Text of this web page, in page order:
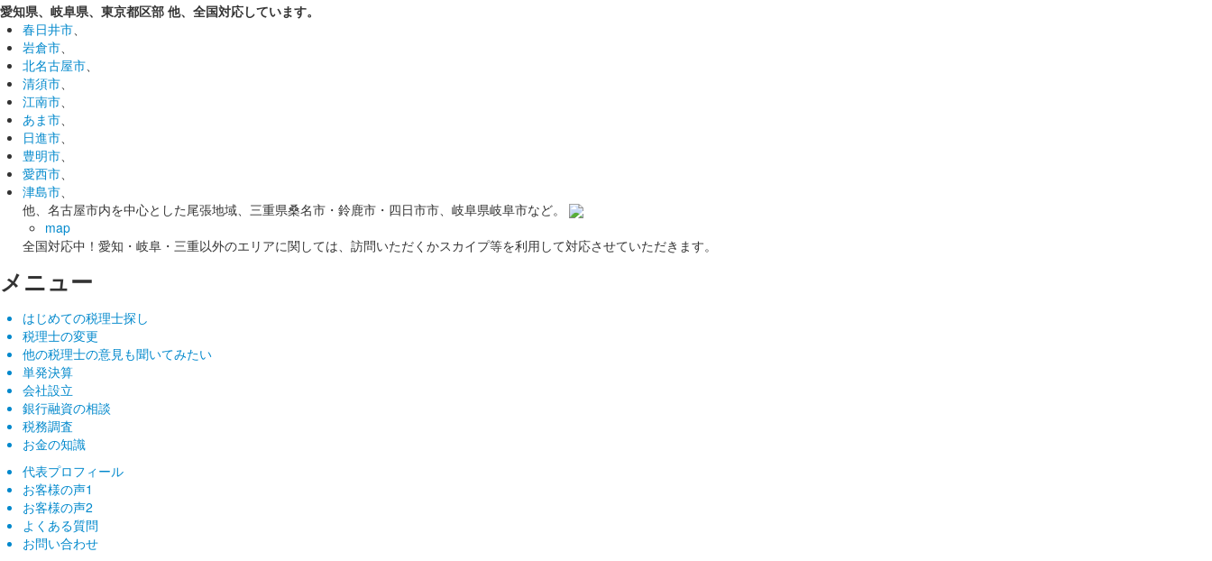
愛知県、岐阜県、東京都区部 他、全国対応しています。
春日井市
岩倉市
北名古屋市
清須市
江南市
あま市
日進市
豊明市
愛西市
津島市
他、名古屋市内を中心とした尾張地域、三重県桑名市・鈴鹿市・四日市市、岐阜県岐阜市など。
map
全国対応中！愛知・岐阜・三重以外のエリアに関しては、訪問いただくかスカイプ等を利用して対応させていただきます。
メニュー
はじめての税理士探し
税理士の変更
他の税理士の意見も聞いてみたい
単発決算
会社設立
銀行融資の相談
税務調査
お金の知識
代表プロフィール
お客様の声1
お客様の声2
よくある質問
お問い合わせ